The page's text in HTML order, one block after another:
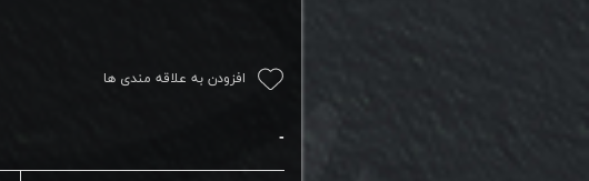
افزودن به علاقه مندی ها